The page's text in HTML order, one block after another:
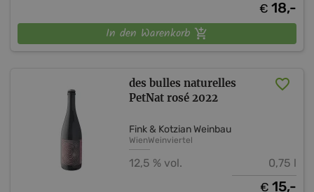
€ 18,-
In den Warenkorb
des bulles naturelles
PetNat rosé 2022
Fink & Kotzian Weinbau
WienWeinviertel
12,5 % vol. 0,75 l
€ 15,-